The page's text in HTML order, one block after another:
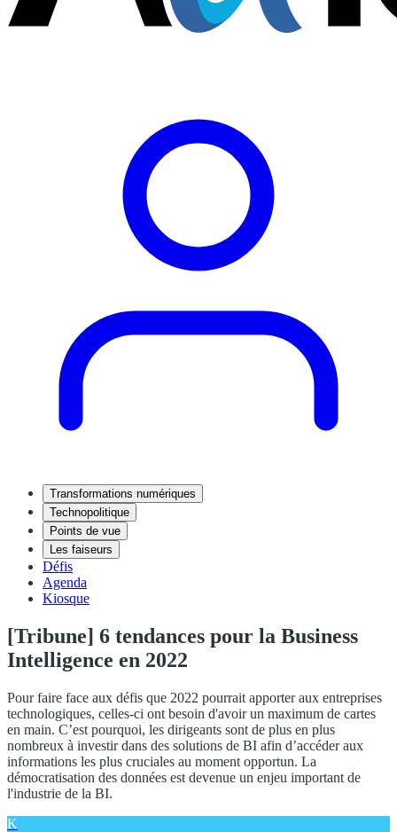
Transformations numériques
Technopolitique
Points de vue
Les faiseurs
Défis
Agenda
Kiosque
[Tribune] 6 tendances pour la Business
Intelligence en 2022
Pour faire face aux défis que 2022 pourrait apporter aux entreprises
technologiques, celles-ci ont besoin d'avoir un maximum de cartes
en main. C’est pourquoi, les dirigeants sont de plus en plus
nombreux à investir dans des solutions de BI afin d’accéder aux
informations les plus cruciales au moment opportun. La
démocratisation des données est devenue un enjeu important de
l'industrie de la BI.
K